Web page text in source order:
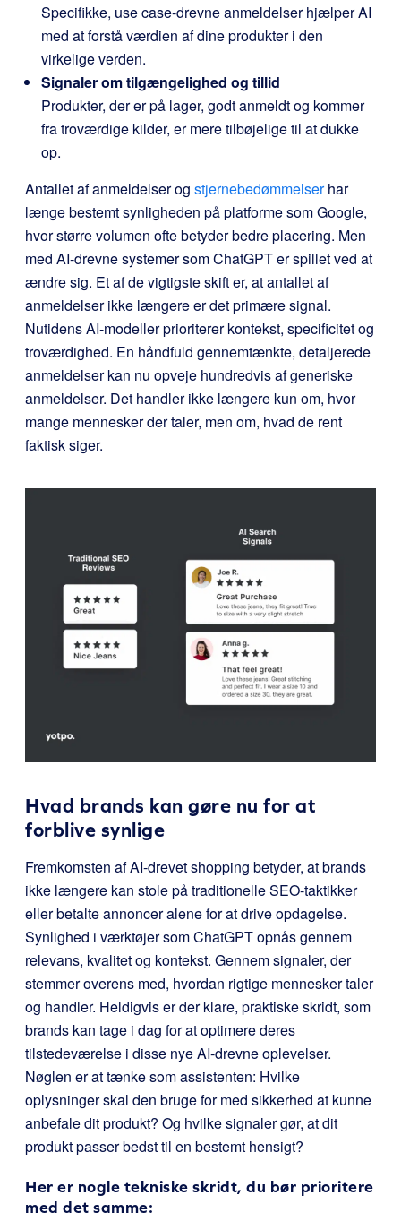
Specifikke, use case-drevne anmeldelser hjælper AI
med at forstå værdien af dine produkter i den
virkelige verden.
Signaler om tilgængelighed og tillid
Produkter, der er på lager, godt anmeldt og kommer
fra troværdige kilder, er mere tilbøjelige til at dukke
op.
Antallet af anmeldelser og stjernebedømmelserhar
længe bestemt synligheden på platforme som Google,
hvor større volumen ofte betyder bedre placering. Men
med AI-drevne systemer som ChatGPT er spillet ved at
ændre sig. Et af de vigtigste skift er, at antallet af
anmeldelser ikke længere er det primære signal.
Nutidens AI-modeller prioriterer kontekst, specificitet og
troværdighed. En håndfuld gennemtænkte, detaljerede
anmeldelser kan nu opveje hundredvis af generiske
anmeldelser. Det handler ikke længere kun om, hvor
mange mennesker der taler, men om, hvad de rent
faktisk siger.
Hvad brands kan gøre nu for at
forblive synlige
Fremkomsten af AI-drevet shopping betyder, at brands
ikke længere kan stole på traditionelle SEO-taktikker
eller betalte annoncer alene for at drive opdagelse.
Synlighed i værktøjer som ChatGPT opnås gennem
relevans, kvalitet og kontekst. Gennem signaler, der
stemmer overens med, hvordan rigtige mennesker taler
og handler. Heldigvis er der klare, praktiske skridt, som
brands kan tage i dag for at optimere deres
tilstedeværelse i disse nye AI-drevne oplevelser.
Nøglen er at tænke som assistenten: Hvilke
oplysninger skal den bruge for med sikkerhed at kunne
anbefale dit produkt? Og hvilke signaler gør, at dit
produkt passer bedst til en bestemt hensigt?
Her er nogle tekniske skridt, du bør prioritere
med det samme: